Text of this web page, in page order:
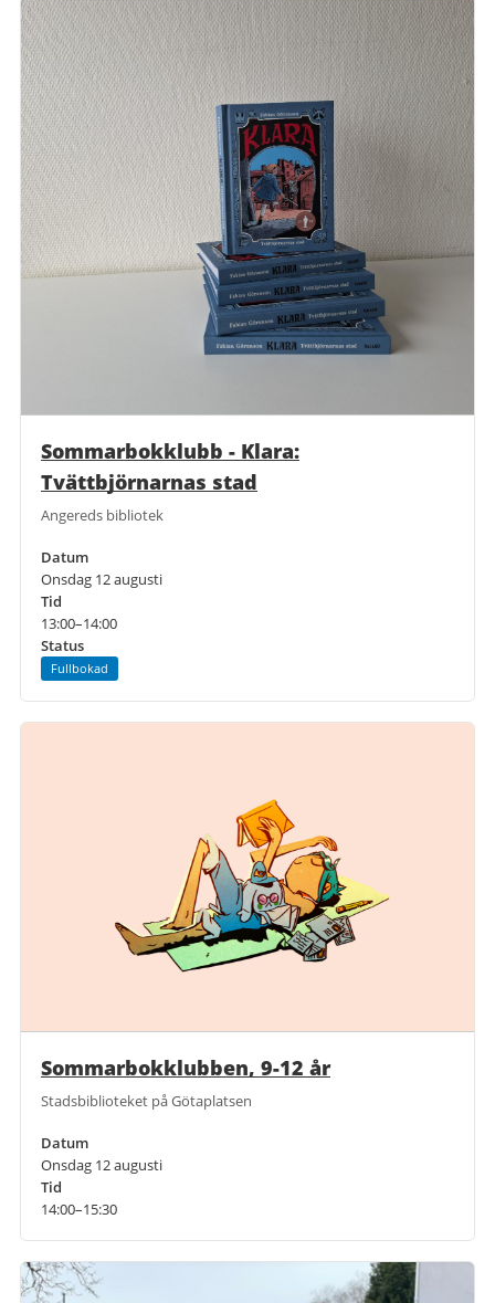
Sommarbokklubb - Klara:
Tvättbjörnarnas stad
Angereds bibliotek
Datum
Onsdag 12 augusti
Tid
13:00–14:00
Status
Fullbokad
Sommarbokklubben, 9-12 år
Stadsbiblioteket på Götaplatsen
Datum
Onsdag 12 augusti
Tid
14:00–15:30